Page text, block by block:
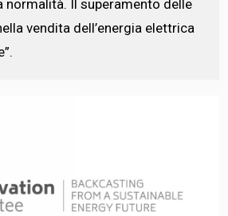
normalità. Il superamento delle
vendita dell’energia elettrica